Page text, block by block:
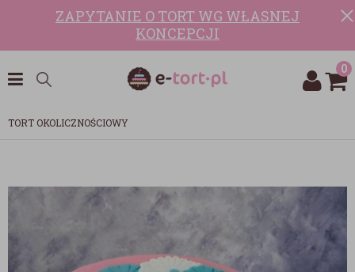
ZAPYTANIE O TORT WG WŁASNEJ
KONCEPCJI
0
TORT OKOLICZNOŚCIOWY